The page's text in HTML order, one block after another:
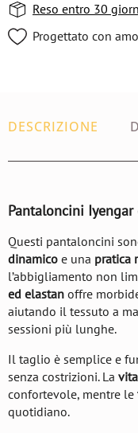
Reso entro 30
Progettato con
DESCRIZIONE
Pantaloncini
Questi pantaloncini
dinamico e una pratica
l’abbigliamento non
ed elastan offre
aiutando il tessuto a
sessioni più lunghe.
Il taglio è semplice e
senza costrizioni. La
confortevole, mentre le
quotidiano.